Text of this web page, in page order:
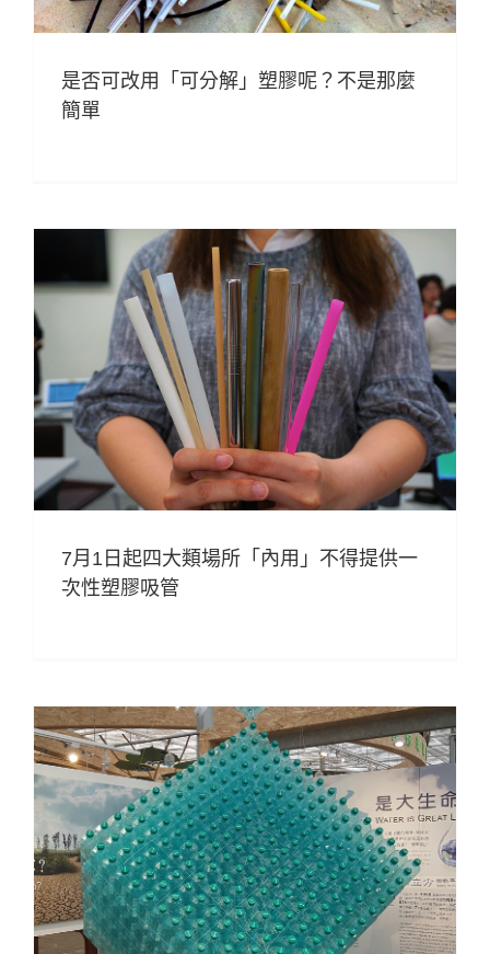
是否可改用「可分解」塑膠呢？不是那麼
簡單
7月1日起四大類場所「內用」不得提供一
次性塑膠吸管